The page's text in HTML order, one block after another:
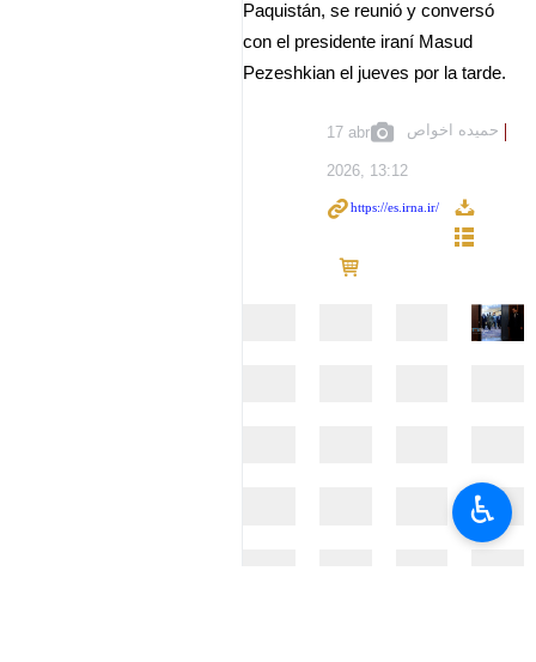
Paquistán, se reunió y conversó
con el presidente iraní Masud
Pezeshkian el jueves por la tarde.
حمیده اخواص 17 abr
2026, 13:12
♿︎